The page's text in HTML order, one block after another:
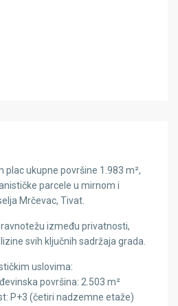
plac ukupne površine 1.983 m²,
parcele u mirnom i
Mrčevac, Tivat.
ravnotežu između privatnosti,
svih ključnih sadržaja grada.
uslovima:
površina: 2.503 m²
P+3 (četiri nadzemne etaže)